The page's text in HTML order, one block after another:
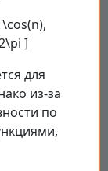
]
для
из-за
по